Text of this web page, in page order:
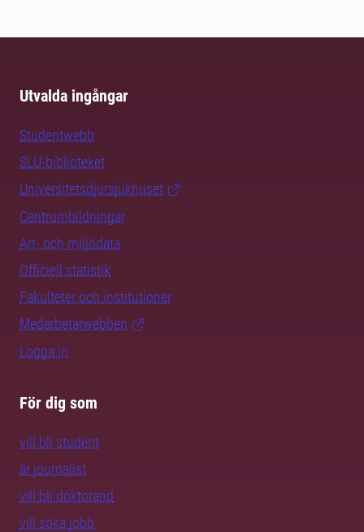
Utvalda ingångar
Studentwebb
SLU-biblioteket
Universitetsdjursjukhuset
Centrumbildningar
Art- och miljödata
Officiell statistik
Fakulteter och institutioner
Medarbetarwebben
Logga in
För dig som
vill bli student
är journalist
vill bli doktorand
vill söka jobb